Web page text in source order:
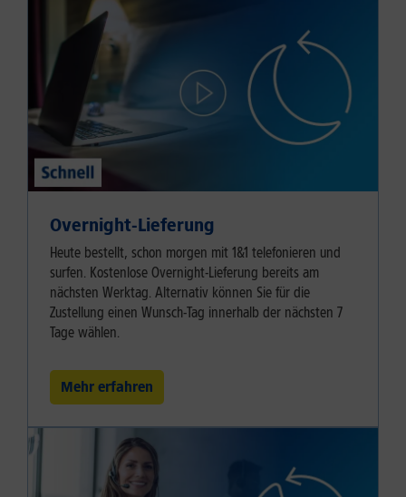
Overnight-Lieferung
Heute bestellt, schon morgen mit 1&1 telefonieren und
surfen. Kostenlose Overnight-Lieferung bereits am
nächsten Werktag. Alternativ können Sie für die
Zustellung einen Wunsch-Tag innerhalb der nächsten 7
Tage wählen.
Mehr erfahren